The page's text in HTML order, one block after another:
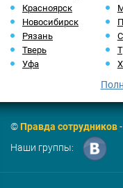
Красноярск
Новосибирск
Рязань
Тверь
Уфа
©Правда сотрудников
Наши группы: